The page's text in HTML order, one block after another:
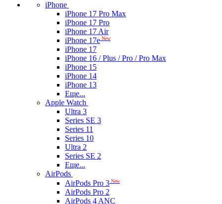
iPhone
iPhone 17 Pro Max
iPhone 17 Pro
iPhone 17 Air
iPhone 17e New
iPhone 17
iPhone 16 / Plus / Pro / Pro Max
iPhone 15
iPhone 14
iPhone 13
Еще...
Apple Watch
Ultra 3
Series SE 3
Series 11
Series 10
Ultra 2
Series SE 2
Еще...
AirPods
AirPods Pro 3 New
AirPods Pro 2
AirPods 4 ANC